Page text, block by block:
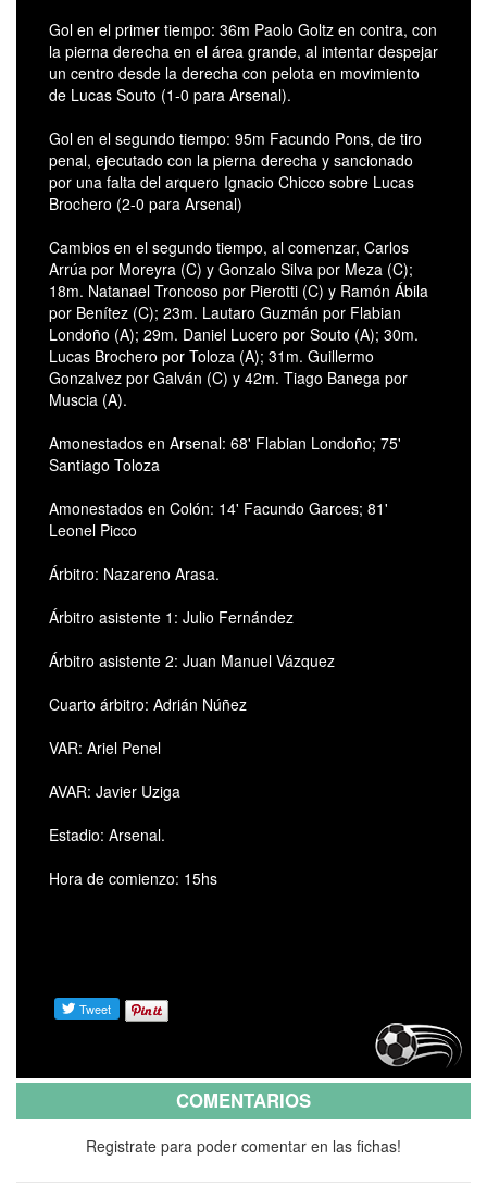
Gol en el primer tiempo: 36m Paolo Goltz en contra, con
la pierna derecha en el área grande, al intentar despejar
un centro desde la derecha con pelota en movimiento
de Lucas Souto (1-0 para Arsenal).
Gol en el segundo tiempo: 95m Facundo Pons, de tiro
penal, ejecutado con la pierna derecha y sancionado
por una falta del arquero Ignacio Chicco sobre Lucas
Brochero (2-0 para Arsenal)
Cambios en el segundo tiempo, al comenzar, Carlos
Arrúa por Moreyra (C) y Gonzalo Silva por Meza (C);
18m. Natanael Troncoso por Pierotti (C) y Ramón Ábila
por Benítez (C); 23m. Lautaro Guzmán por Flabian
Londoño (A); 29m. Daniel Lucero por Souto (A); 30m.
Lucas Brochero por Toloza (A); 31m. Guillermo
Gonzalvez por Galván (C) y 42m. Tiago Banega por
Muscia (A).
Amonestados en Arsenal: 68' Flabian Londoño; 75'
Santiago Toloza
Amonestados en Colón: 14' Facundo Garces; 81'
Leonel Picco
Árbitro: Nazareno Arasa.
Árbitro asistente 1: Julio Fernández
Árbitro asistente 2: Juan Manuel Vázquez
Cuarto árbitro: Adrián Núñez
VAR: Ariel Penel
AVAR: Javier Uziga
Estadio: Arsenal.
Hora de comienzo: 15hs
COMENTARIOS
Registrate para poder comentar en las fichas!